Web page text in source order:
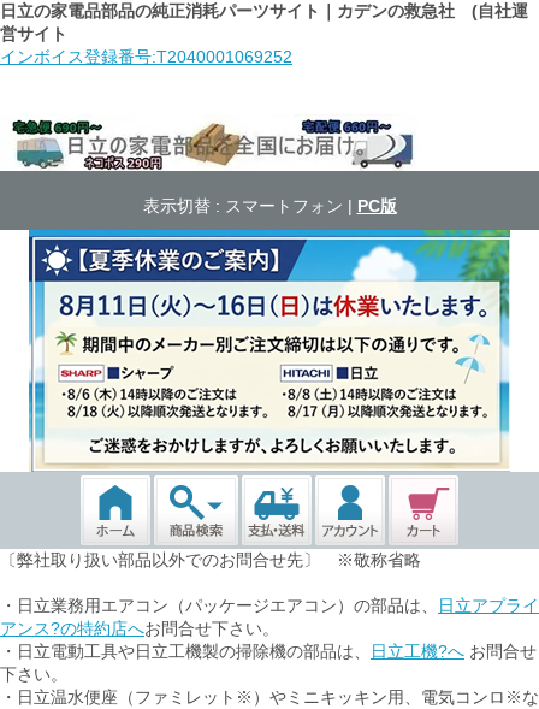
日立の家電品部品の純正消耗パーツサイト｜カデンの救急社 (自社運
営サイト
インボイス登録番号:T2040001069252
表示切替 : スマートフォン | PC版
〔弊社取り扱い部品以外でのお問合せ先〕 ※敬称省略
・日立業務用エアコン（パッケージエアコン）の部品は、
日立アプライ
アンス?の特約店へお問合せ下さい。
・日立電動工具や日立工機製の掃除機の部品は、
日立工機?へ お問合せ
下さい。
・日立温水便座（ファミレット※）やミニキッキン用、電気コンロ※な